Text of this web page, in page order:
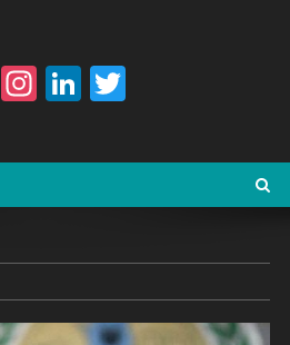
Facebook
Instagram
LinkedIn